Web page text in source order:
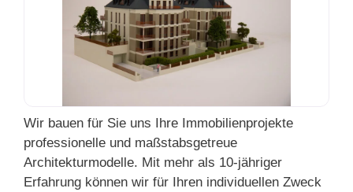
Wir bauen für Sie uns Ihre Immobilienprojekte
professionelle und maßstabsgetreue
Architekturmodelle. Mit mehr als 10-jähriger
Erfahrung können wir für Ihren individuellen Zweck